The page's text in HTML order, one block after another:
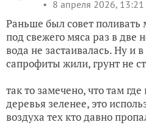
8 апреля 2026, 13:21
Раньше был совет
под свежего мяса раз в две
вода не застаивалась. Ну и
сапрофиты жили, грунт не
так то замечено, что там
деревья зеленее, это
воздуха тех кто давно